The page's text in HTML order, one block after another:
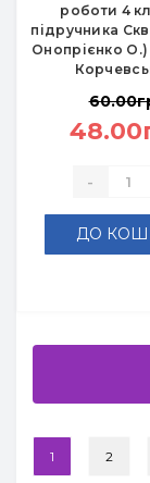
роботи 4
підручника
Онопрієнко
-
ДО
1 2